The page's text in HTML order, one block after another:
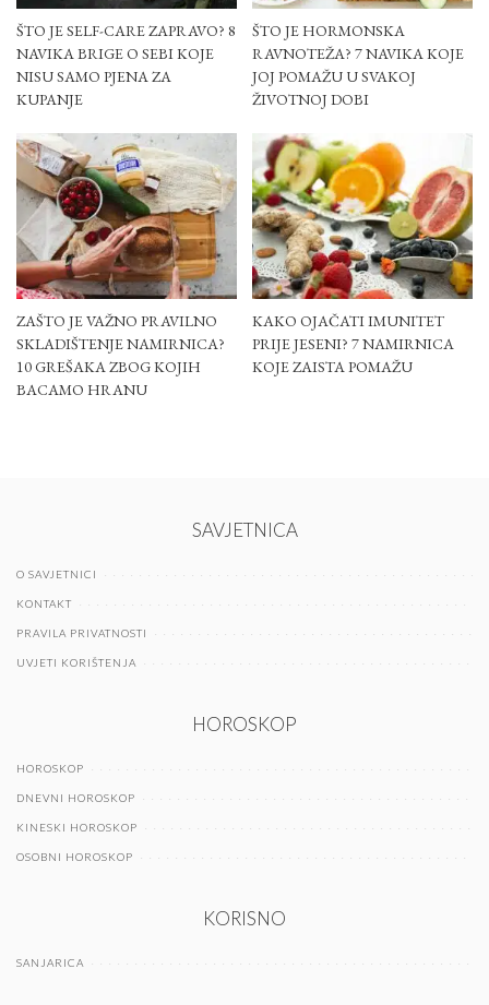
ŠTO JE SELF-CARE ZAPRAVO? 8
NAVIKA BRIGE O SEBI KOJE
NISU SAMO PJENA ZA
KUPANJE
ŠTO JE HORMONSKA
RAVNOTEŽA? 7 NAVIKA KOJE
JOJ POMAŽU U SVAKOJ
ŽIVOTNOJ DOBI
ZAŠTO JE VAŽNO PRAVILNO
SKLADIŠTENJE NAMIRNICA?
10 GREŠAKA ZBOG KOJIH
BACAMO HRANU
KAKO OJAČATI IMUNITET
PRIJE JESENI? 7 NAMIRNICA
KOJE ZAISTA POMAŽU
SAVJETNICA
O SAVJETNICI
KONTAKT
PRAVILA PRIVATNOSTI
UVJETI KORIŠTENJA
HOROSKOP
HOROSKOP
DNEVNI HOROSKOP
KINESKI HOROSKOP
OSOBNI HOROSKOP
KORISNO
SANJARICA